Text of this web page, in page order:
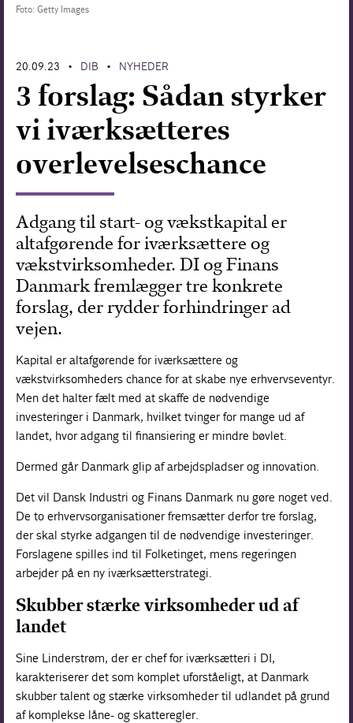
Foto: Getty Images
20.09.23 • DIB • NYHEDER
3 forslag: Sådan styrker
vi iværksætteres
overlevelseschance
Adgang til start- og vækstkapital er
altafgørende for iværksættere og
vækstvirksomheder. DI og Finans
Danmark fremlægger tre konkrete
forslag, der rydder forhindringer ad
vejen.
Kapital er altafgørende for iværksættere og
vækstvirksomheders chance for at skabe nye erhvervseventyr.
Men det halter fælt med at skaffe de nødvendige
investeringer i Danmark, hvilket tvinger for mange ud af
landet, hvor adgang til finansiering er mindre bøvlet.
Dermed går Danmark glip af arbejdspladser og innovation.
Det vil Dansk Industri og Finans Danmark nu gøre noget ved.
De to erhvervsorganisationer fremsætter derfor tre forslag,
der skal styrke adgangen til de nødvendige investeringer.
Forslagene spilles ind til Folketinget, mens regeringen
arbejder på en ny iværksætterstrategi.
Skubber stærke virksomheder ud af
landet
Sine Linderstrøm, der er chef for iværksætteri i DI,
karakteriserer det som komplet uforståeligt, at Danmark
skubber talent og stærke virksomheder til udlandet på grund
af komplekse låne- og skatteregler.